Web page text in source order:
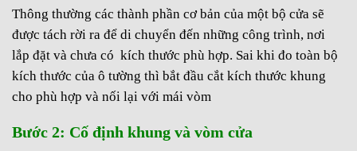
Thông thường các thành phần cơ bản của một bộ cửa sẽ
được tách rời ra để di chuyển đến những công trình, nơi
lắp đặt và chưa có kích thước phù hợp. Sai khi đo toàn bộ
kích thước của ô tường thì bắt đầu cắt kích thước khung
cho phù hợp và nối lại với mái vòm
Bước 2: Cố định khung và vòm cửa